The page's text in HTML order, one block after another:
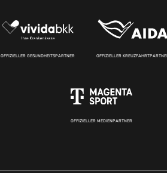
OFFIZIELLER GESUNDHEITSPARTNER OFFIZIELLER
OFFIZIELLER MEDIENPARTNER